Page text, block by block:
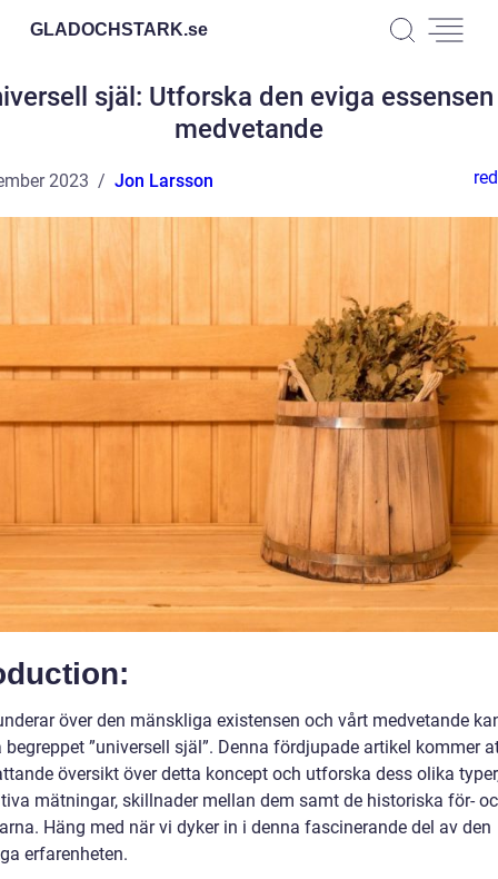
GLADOCHSTARK.se
själ: Utforska den eviga essensen
medvetande
2023 Jon Larsson
över den mänskliga existensen och vårt medvetande
begreppet ”universell själ”. Denna fördjupade artikel kommer
översikt över detta koncept och utforska dess olika
mätningar, skillnader mellan dem samt de historiska för-
Häng med när vi dyker in i denna fascinerande del av den
erfarenheten.